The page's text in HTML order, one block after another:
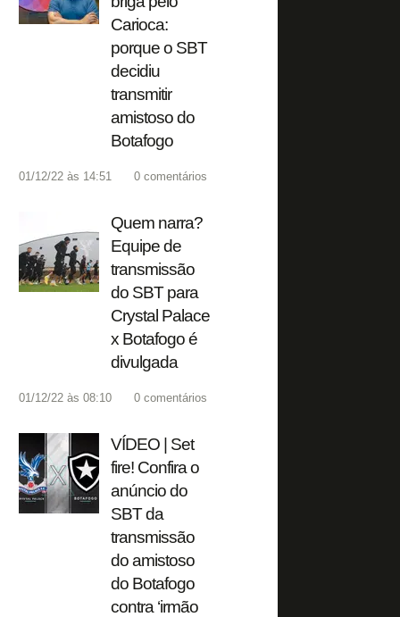
Carioca:
porque o SBT
decidiu
transmitir
amistoso do
Botafogo
01/12/22 às 14:51 0 comentários
Quem narra?
Equipe de
transmissão
do SBT para
Crystal Palace
x Botafogo é
divulgada
01/12/22 às 08:10 0 comentários
VÍDEO | Set
fire! Confira o
anúncio do
SBT da
transmissão
do amistoso
do Botafogo
contra ‘irmão